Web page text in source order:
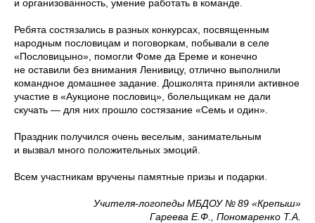
и организованность, умение работать в команде.
Ребята состязались в разных конкурсах, посвященным
народным пословицам и поговоркам, побывали в селе
«Пословицыно», помогли Фоме да Ереме и конечно
не оставили без внимания Ленивицу, отлично выполнили
командное домашнее задание. Дошколята приняли активное
участие в «Аукционе пословиц», болельщикам не дали
скучать — для них прошло состязание «Семь и один».
Праздник получился очень веселым, занимательным
и вызвал много положительных эмоций.
Всем участникам вручены памятные призы и подарки.
Учителя-логопеды МБДОУ № 89 «Крепыш»
Гареева Е.Ф., Пономаренко Т.А.